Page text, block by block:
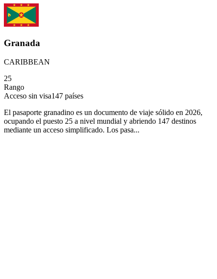
Granada
CARIBBEAN
25
Rango
Acceso sin visa147 países
El pasaporte granadino es un documento de viaje sólido en 2026,
ocupando el puesto 25 a nivel mundial y abriendo 147 destinos
mediante un acceso simplificado. Los pasa...